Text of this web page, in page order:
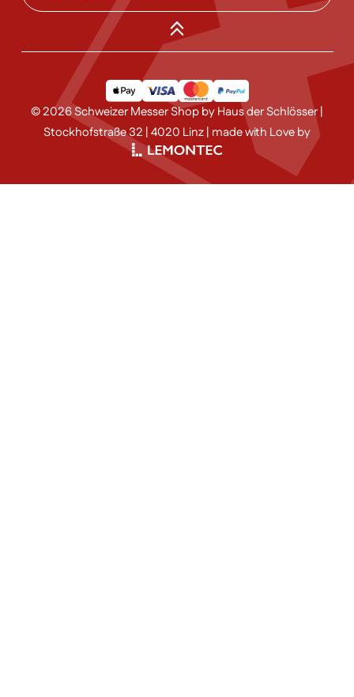
© 2026 Schweizer Messer Shop by Haus der Schlösser |
Stockhofstraße 32 | 4020 Linz | made with Love by